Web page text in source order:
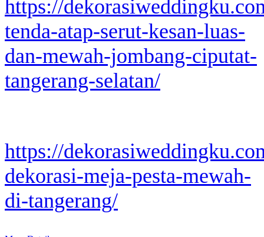
https://
tenda-atap-serut-kesan-luas-
dan-mewah-jombang-ciputat-
tangerang-selatan/
https://
dekorasi-meja-pesta-mewah-
di-tangerang/